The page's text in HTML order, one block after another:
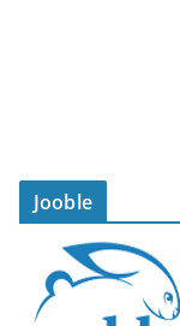
Jooble